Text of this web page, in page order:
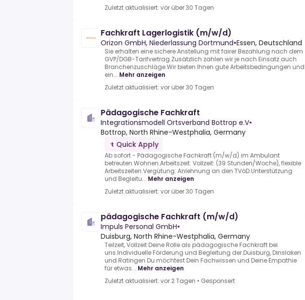
Zuletzt aktualisiert: vor über 30 Tagen
Fachkraft Lagerlogistik (m/w/d)
Orizon GmbH, Niederlassung Dortmund•Essen, Deutschland
Sie erhalten eine sichere Anstellung mit fairer Bezahlung nach dem
GVP/DGB-Tarifvertrag.Zusätzlich zahlen wir je nach Einsatz auch
Branchenzuschläge.Wir bieten Ihnen gute Arbeitsbedingungen und
ein... Mehr anzeigen
Zuletzt aktualisiert: vor über 30 Tagen
Pädagogische Fachkraft
Integrationsmodell Ortsverband Bottrop e.V•
Bottrop, North Rhine-Westphalia, Germany
Quick Apply
Ab sofort - Pädagogische Fachkraft (m/w/d) im Ambulant
betreuten Wohnen.Arbeitszeit: Vollzeit: (39 Stunden/Woche), flexible
Arbeitszeiten.Vergütung: Anlehnung an den TVöD.Unterstützung
und Begleitu... Mehr anzeigen
Zuletzt aktualisiert: vor über 30 Tagen
pädagogische Fachkraft (m/w/d)
Impuls Personal GmbH•
Duisburg, North Rhine-Westphalia, Germany
Teilzeit, Vollzeit Deine Rolle als pädagogische Fachkraft bei
uns.Individuelle Förderung und Begleitung der.Duisburg, Dinslaken
und Ratingen Du möchtest Dein Fachwissen und Deine Empathie
für etwas... Mehr anzeigen
Zuletzt aktualisiert: vor 2 Tagen • Gesponsert